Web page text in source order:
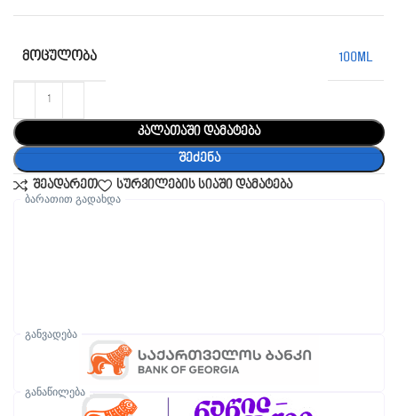
ᲛᲝᲪᲣᲚᲝᲑᲐ 100ML
კალათაში დამატება
შეძენა
შეადარეთ სურვილების სიაში დამატება
ბარათით გადახდა
განვადება
განაწილება